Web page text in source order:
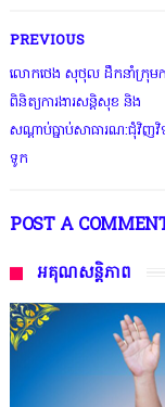
PREVIOUS
លោកថេង សុថុល ដឹកនាំក្រុមកា
ពិនិត្យការងារសន្ដិសុខ និង
សណ្តាប់ធ្នាប់សាធារណ:ជុំវិញ
ទូក
POST A
អគុណសន្តិភាព